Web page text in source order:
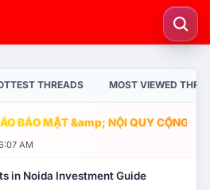
THREADS MOST VIEWED
BẢO MẬT &amp; NỘI QUY CỘNG
AM
in Noida Investment Guide